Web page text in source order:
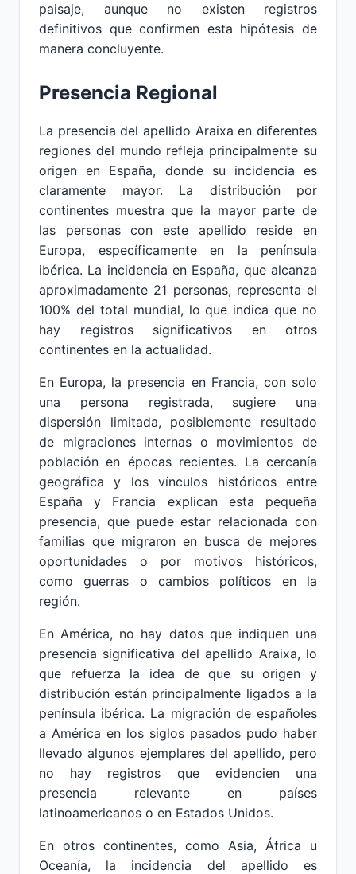
paisaje, aunque no existen registros
definitivos que confirmen esta hipótesis de
manera concluyente.
Presencia Regional
La presencia del apellido Araixa en diferentes
regiones del mundo refleja principalmente su
origen en España, donde su incidencia es
claramente mayor. La distribución por
continentes muestra que la mayor parte de
las personas con este apellido reside en
Europa, específicamente en la península
ibérica. La incidencia en España, que alcanza
aproximadamente 21 personas, representa el
100% del total mundial, lo que indica que no
hay registros significativos en otros
continentes en la actualidad.
En Europa, la presencia en Francia, con solo
una persona registrada, sugiere una
dispersión limitada, posiblemente resultado
de migraciones internas o movimientos de
población en épocas recientes. La cercanía
geográfica y los vínculos históricos entre
España y Francia explican esta pequeña
presencia, que puede estar relacionada con
familias que migraron en busca de mejores
oportunidades o por motivos históricos,
como guerras o cambios políticos en la
región.
En América, no hay datos que indiquen una
presencia significativa del apellido Araixa, lo
que refuerza la idea de que su origen y
distribución están principalmente ligados a la
península ibérica. La migración de españoles
a América en los siglos pasados pudo haber
llevado algunos ejemplares del apellido, pero
no hay registros que evidencien una
presencia relevante en países
latinoamericanos o en Estados Unidos.
En otros continentes, como Asia, África u
Oceanía, la incidencia del apellido es